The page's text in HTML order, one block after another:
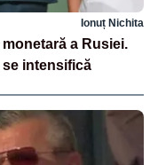
Ionuț Nichita
a Rusiei.
intensifică